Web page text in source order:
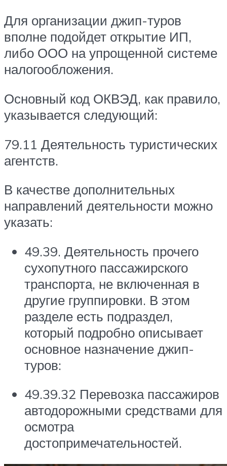
Для организации джип-туров
вполне подойдет открытие ИП,
либо ООО на упрощенной системе
налогообложения.
Основный код ОКВЭД, как правило,
указывается следующий:
79.11 Деятельность туристических
агентств.
В качестве дополнительных
направлений деятельности можно
указать:
49.39. Деятельность прочего
сухопутного пассажирского
транспорта, не включенная в
другие группировки. В этом
разделе есть подраздел,
который подробно описывает
основное назначение джип-
туров:
49.39.32 Перевозка пассажиров
автодорожными средствами для
осмотра
достопримечательностей.